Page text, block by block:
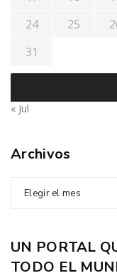
24
25
31
« Jul
Archivos
Elegir el mes
UN PORTAL
TODO EL